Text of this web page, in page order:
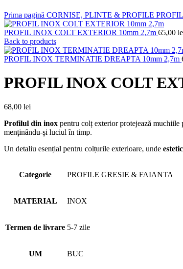
Prima pagină CORNISE, PLINTE & PROFILE
PROFIL INOX COLT EXTERIOR 10mm 2,7m 65,00
Back to products
PROFIL INOX TERMINATIE DREAPTA 10mm 2,7m
PROFIL INOX COLT
68,00 lei
Profilul din inox pentru colț exterior protejează
menținându-și luciul în timp.
Un detaliu esențial pentru colțurile exterioare, unde
Categorie PROFILE GRESIE & FAIANTA
MATERIAL INOX
Termen de livrare 5-7 zile
UM BUC